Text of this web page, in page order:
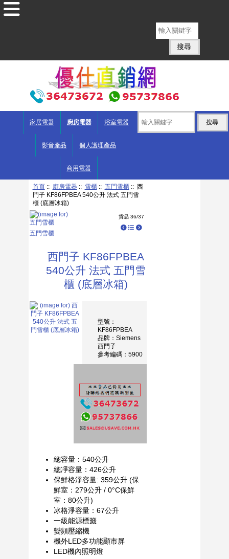
家居電器 廚房電器 浴室電器
影音產品 個人護理產品
商用電器
首頁:: 廚房電器:: 雪櫃:: 五門雪櫃:: 西
門子 KF86FPBEA 540公升 法式 五門雪
櫃 (底層冰箱)
五門雪櫃
貨品 36/37
西門子 KF86FPBEA
540公升 法式 五門雪
櫃 (底層冰箱)
型號：
KF86FPBEA
品牌：Siemens
西門子
參考編碼：5900
總容量：540公升
總凈容量：426公升
保鮮格淨容量: 359公升 (保
鮮室：279公升 / 0°C保鮮
室：80公升)
冰格淨容量：67公升
一級能源標籤
變頻壓縮機
機外LED多功能顯市屏
LED機內照明燈